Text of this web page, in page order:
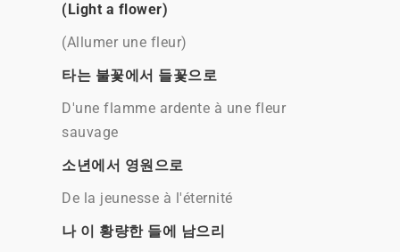
(Light a flower)
(Allumer une fleur)
타는 불꽃에서 들꽃으로
D'une flamme ardente à une fleur
sauvage
소년에서 영원으로
De la jeunesse à l'éternité
나 이 황량한 들에 남으리